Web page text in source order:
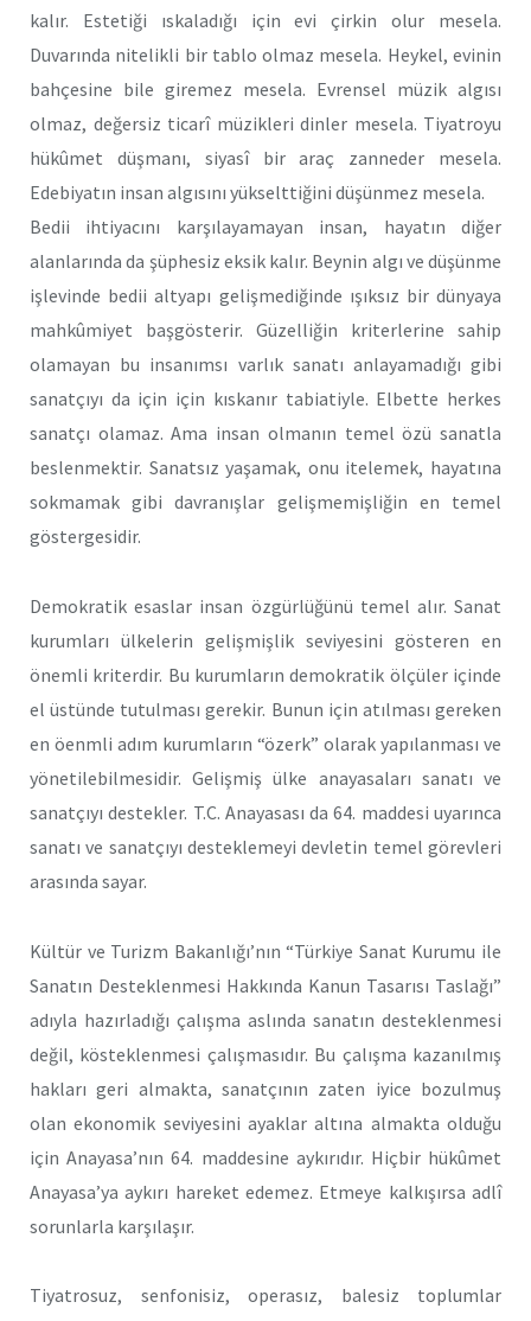
kalır. Estetiği ıskaladığı için evi çirkin olur mesela.
Duvarında nitelikli bir tablo olmaz mesela. Heykel, evinin
bahçesine bile giremez mesela. Evrensel müzik algısı
olmaz, değersiz ticarî müzikleri dinler mesela. Tiyatroyu
hükûmet düşmanı, siyasî bir araç zanneder mesela.
Edebiyatın insan algısını yükselttiğini düşünmez mesela.
Bedii ihtiyacını karşılayamayan insan, hayatın diğer
alanlarında da şüphesiz eksik kalır. Beynin algı ve düşünme
işlevinde bedii altyapı gelişmediğinde ışıksız bir dünyaya
mahkûmiyet başgösterir. Güzelliğin kriterlerine sahip
olamayan bu insanımsı varlık sanatı anlayamadığı gibi
sanatçıyı da için için kıskanır tabiatiyle. Elbette herkes
sanatçı olamaz. Ama insan olmanın temel özü sanatla
beslenmektir. Sanatsız yaşamak, onu itelemek, hayatına
sokmamak gibi davranışlar gelişmemişliğin en temel
göstergesidir.
Demokratik esaslar insan özgürlüğünü temel alır. Sanat
kurumları ülkelerin gelişmişlik seviyesini gösteren en
önemli kriterdir. Bu kurumların demokratik ölçüler içinde
el üstünde tutulması gerekir. Bunun için atılması gereken
en öenmli adım kurumların “özerk” olarak yapılanması ve
yönetilebilmesidir. Gelişmiş ülke anayasaları sanatı ve
sanatçıyı destekler. T.C. Anayasası da 64. maddesi uyarınca
sanatı ve sanatçıyı desteklemeyi devletin temel görevleri
arasında sayar.
Kültür ve Turizm Bakanlığı’nın “Türkiye Sanat Kurumu ile
Sanatın Desteklenmesi Hakkında Kanun Tasarısı Taslağı”
adıyla hazırladığı çalışma aslında sanatın desteklenmesi
değil, kösteklenmesi çalışmasıdır. Bu çalışma kazanılmış
hakları geri almakta, sanatçının zaten iyice bozulmuş
olan ekonomik seviyesini ayaklar altına almakta olduğu
için Anayasa’nın 64. maddesine aykırıdır. Hiçbir hükûmet
Anayasa’ya aykırı hareket edemez. Etmeye kalkışırsa adlî
sorunlarla karşılaşır.
Tiyatrosuz, senfonisiz, operasız, balesiz toplumlar